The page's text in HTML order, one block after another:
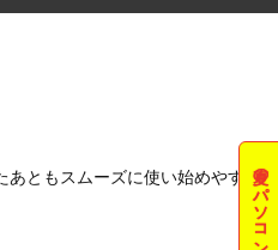
夏のパソコン祭
あともスムーズに使い始めやすい